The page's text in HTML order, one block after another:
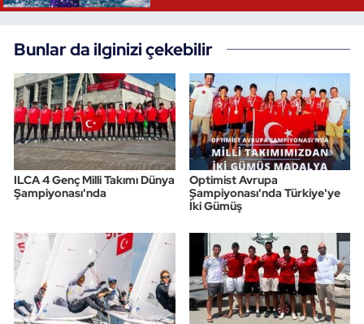
Bunlar da ilginizi çekebilir
ILCA 4 Genç Milli Takımı Dünya
Şampiyonası'nda
Optimist Avrupa
Şampiyonası'nda Türkiye'ye
İki Gümüş